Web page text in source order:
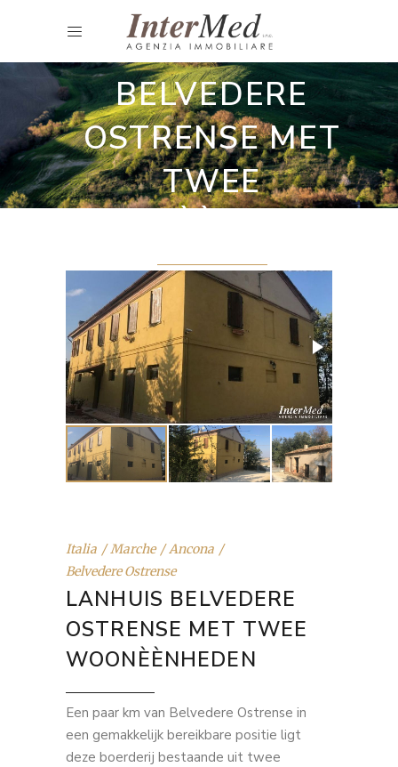
Gerenoveerde landhuizen
LANHUIS
BELVEDERE
OSTRENSE MET
TWEE
Italia Marche
Ancona
Belvedere Ostrense
LANHUIS BELVEDERE
OSTRENSE MET TWEE
WOONÈÈNHEDEN
Een paar km van Belvedere Ostrense in
een gemakkelijk bereikbare positie ligt
deze boerderij bestaande uit twee